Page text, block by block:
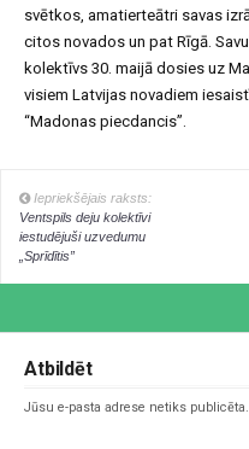
svētkos, amatierteātri savas
citos novados un pat Rīgā.
kolektīvs 30. maijā dosies uz
visiem Latvijas novadiem
“Madonas piecdancis”.
Iepriekšējais raksts:
Ventspils deju kolektīvi
iestudējuši uzvedumu
„Sprīdītis”
Atbildēt
Jūsu e-pasta adrese netiks publicēta.